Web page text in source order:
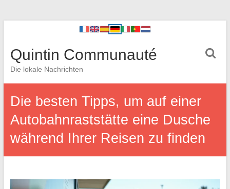
Quintin Communauté
Die lokale Nachrichten
Die besten Tipps, um auf einer
Autobahnraststätte eine Dusche
während Ihrer Reisen zu finden